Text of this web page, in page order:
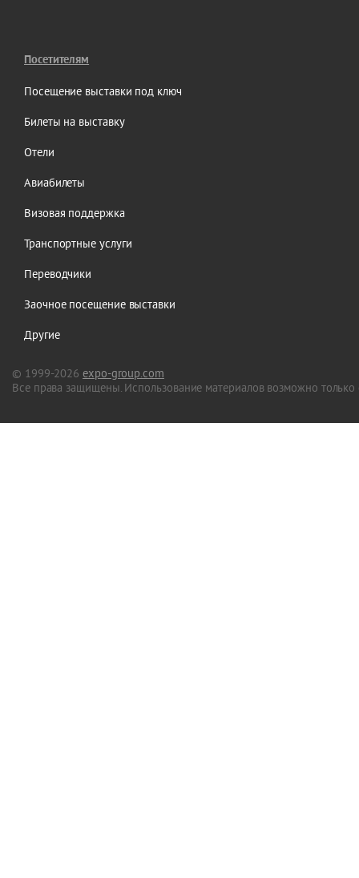
Посетителям
Посещение выставки под ключ
Билеты на выставку
Отели
Авиабилеты
Визовая поддержка
Транспортные услуги
Переводчики
Заочное посещение выставки
Другие
© 1999-2026 expo-group.com
Все права защищены. Использование материалов возможно